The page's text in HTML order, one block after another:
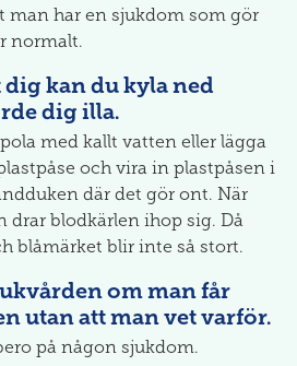
man har en sjukdom som gör
normalt.
kan du kyla ned
dig illa.
med kallt vatten eller lägga
och vira in plastpåsen i
där det gör ont. När
drar blodkärlen ihop sig. Då
blåmärket blir inte så stort.
om man får
utan att man vet varför.
på någon sjukdom.